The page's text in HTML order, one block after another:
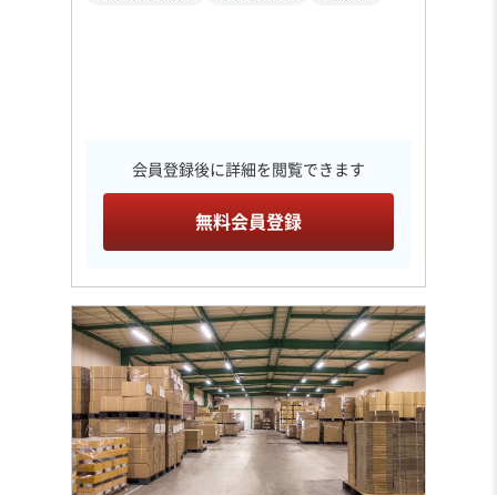
会員登録後に詳細を閲覧できます
無料会員登録